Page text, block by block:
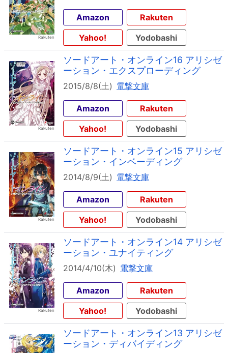
Amazon
Rakuten
Yahoo!
Yodobashi
ソードアート・オンライン16 アリシゼ
ーション・エクスプローディング
2015/8/8(土) 電撃文庫
Amazon
Rakuten
Yahoo!
Yodobashi
ソードアート・オンライン15 アリシゼ
ーション・インベーディング
2014/8/9(土) 電撃文庫
Amazon
Rakuten
Yahoo!
Yodobashi
ソードアート・オンライン14 アリシゼ
ーション・ユナイティング
2014/4/10(木) 電撃文庫
Amazon
Rakuten
Yahoo!
Yodobashi
ソードアート・オンライン13 アリシゼ
ーション・ディバイディング